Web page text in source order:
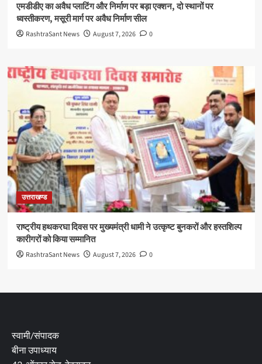
एमडीडीए का अवैध प्लाटिंग और निर्माण पर बड़ा एक्शन, दो स्थानों पर
ध्वस्तीकरण, मसूरी मार्ग पर अवैध निर्माण सील
RashtraSant News August 7, 2026 0
उत्तराखण्ड
राष्ट्रीय हथकरघा दिवस पर मुख्यमंत्री धामी ने उत्कृष्ट बुनकरों और हस्तशिल्प
कारीगरों को किया सम्मानित
RashtraSant News August 7, 2026 0
स्वामी/संपादक
बीना उपाध्याय